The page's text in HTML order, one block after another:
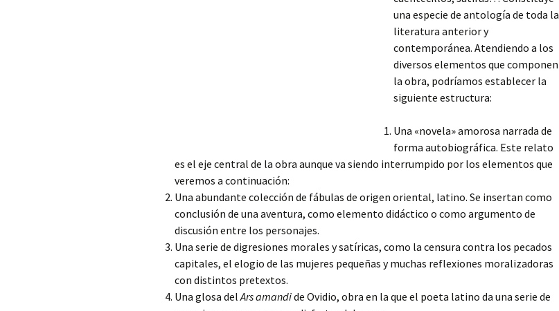
una especie de antología de toda la
literatura anterior y
contemporánea. Atendiendo a los
diversos elementos que componen
la obra, podríamos establecer la
siguiente estructura:
Una «novela» amorosa narrada de
forma autobiográfica. Este relato
es el eje central de la obra aunque va siendo interrumpido por los elementos que
veremos a continuación:
Una abundante colección de fábulas de origen oriental, latino. Se insertan como
conclusión de una aventura, como elemento didáctico o como argumento de
discusión entre los personajes.
Una serie de digresiones morales y satíricas, como la censura contra los pecados
capitales, el elogio de las mujeres pequeñas y muchas reflexiones moralizadoras
con distintos pretextos.
Una glosa delArs amandide Ovidio, obra en la que el poeta latino da una serie de